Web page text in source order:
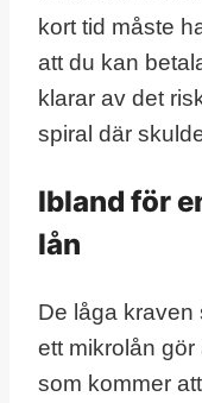
kort tid måste
att du kan
klarar av det
spiral där
Ibland för
lån
De låga kraven
ett mikrolån
som kommer